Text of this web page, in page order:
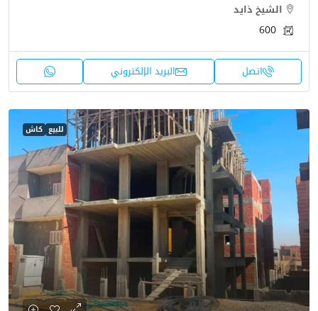
الشيخ ذايد
600
اتصل البريد الإلكتروني
للبيع كاش